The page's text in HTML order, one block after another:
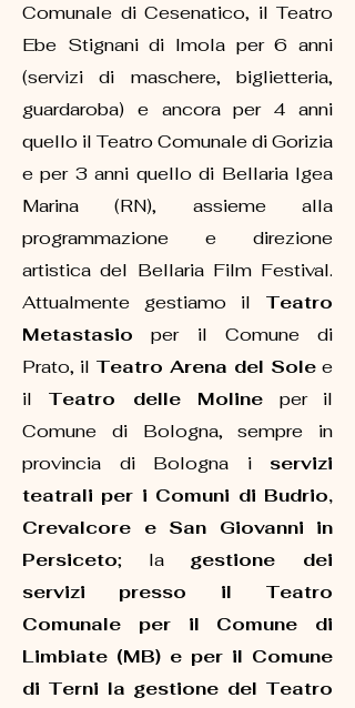
Comunale di Cesenatico, il Teatro
Ebe Stignani di Imola per 6 anni
(servizi di maschere, biglietteria,
guardaroba) e ancora per 4 anni
quello il Teatro Comunale di Gorizia
e per 3 anni quello di Bellaria Igea
Marina (RN), assieme alla
programmazione e direzione
artistica del Bellaria Film Festival.
Attualmente gestiamo il Teatro
Metastasio per il Comune di
Prato, il Teatro Arena del Sole e
il Teatro delle Moline per il
Comune di Bologna, sempre in
provincia di Bologna i servizi
teatrali per i Comuni di Budrio,
Crevalcore e San Giovanni in
Persiceto; la gestione dei
servizi presso il Teatro
Comunale per il Comune di
Limbiate (MB) e per il Comune
di Terni la gestione del Teatro